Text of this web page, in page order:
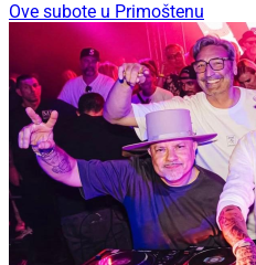
Ove subote u Primoštenu